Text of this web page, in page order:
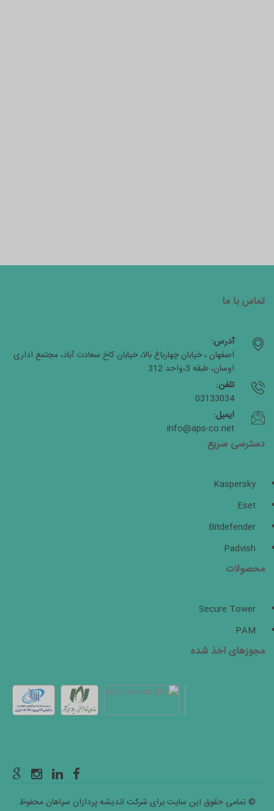
تماس با ما
آدرس:
اصفهان ، خیابان چهارباغ بالا، خیابان کاخ سعادت آباد، مجتمع اداری
اوسان، طبقه 3،واحد 312
تلفن:
03133034
ایمیل:
info@aps-co.net
دسترسی سریع
Kaspersky
Eset
Bitdefender
Padvish
محصولات
Secure Tower
PAM
مجوزهای اخذ شده
© تمامی حقوق این سایت برای شرکت اندیشه پردازان سپاهان محفوظ